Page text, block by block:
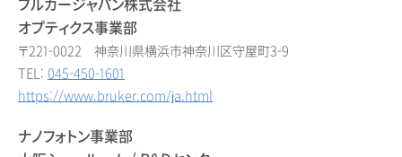
ブルカージャパン株式会社
オプティクス事業部
〒221-0022 神奈川県横浜市神奈川区守屋町3-9
TEL: 045-450-1601
https://www.bruker.com/ja.html
ナノフォトン事業部